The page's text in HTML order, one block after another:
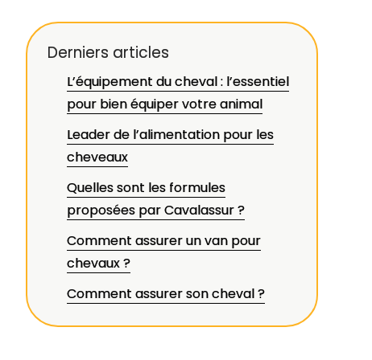
Derniers articles
L’équipement du cheval : l’essentiel
pour bien équiper votre animal
Leader de l’alimentation pour les
cheveaux
Quelles sont les formules
proposées par Cavalassur ?
Comment assurer un van pour
chevaux ?
Comment assurer son cheval ?